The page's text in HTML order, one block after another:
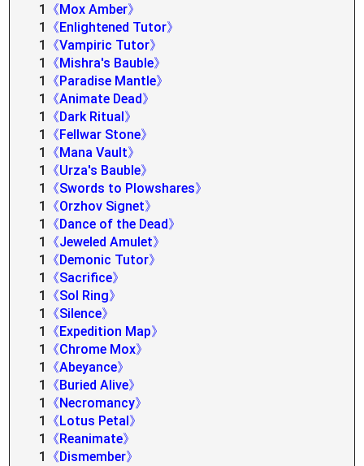
1
《Mox Amber》
1
《Enlightened Tutor》
1
《Vampiric Tutor》
1
《Mishra's Bauble》
1
《Paradise Mantle》
1
《Animate Dead》
1
《Dark Ritual》
1
《Fellwar Stone》
1
《Mana Vault》
1
《Urza's Bauble》
1
《Swords to Plowshares》
1
《Orzhov Signet》
1
《Dance of the Dead》
1
《Jeweled Amulet》
1
《Demonic Tutor》
1
《Sacrifice》
1
《Sol Ring》
1
《Silence》
1
《Expedition Map》
1
《Chrome Mox》
1
《Abeyance》
1
《Buried Alive》
1
《Necromancy》
1
《Lotus Petal》
1
《Reanimate》
1
《Dismember》